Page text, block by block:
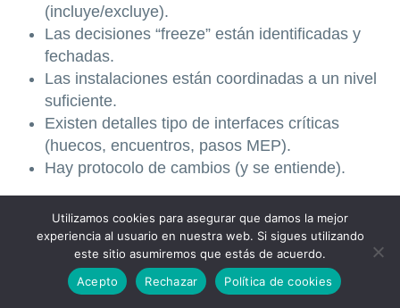
(incluye/excluye).
Las decisiones “freeze” están identificadas y
fechadas.
Las instalaciones están coordinadas a un nivel
suficiente.
Existen detalles tipo de interfaces críticas
(huecos, encuentros, pasos MEP).
Hay protocolo de cambios (y se entiende).
FASE 3: INGENIERÍA DE
DETALLE Y
PLANIFICACIÓN DE
Utilizamos cookies para asegurar que damos la mejor
experiencia al usuario en nuestra web. Si sigues utilizando
este sitio asumiremos que estás de acuerdo.
Acepto
Rechazar Política de cookies